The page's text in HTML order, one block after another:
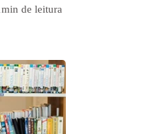
de leitura